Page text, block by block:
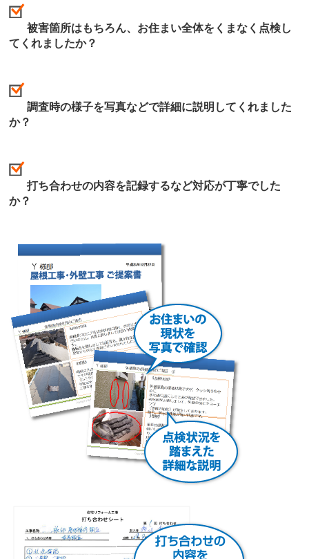
被害箇所はもちろん、お住まい全体をくまなく点検し
てくれましたか？
調査時の様子を写真などで詳細に説明してくれました
か？
打ち合わせの内容を記録するなど対応が丁寧でした
か？